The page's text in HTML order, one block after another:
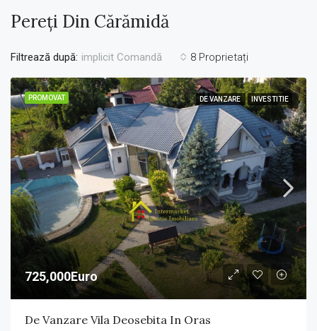
Pereți Din Cărămidă
8 Proprietați
Filtrează după: implicit Comandă
PROMOVAT DE VANZARE INVESTITIE
725,000Euro
De Vanzare Vila Deosebita In Oras